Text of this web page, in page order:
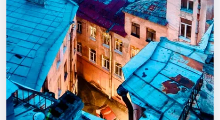
Площадки
Артисты
Рейтинги